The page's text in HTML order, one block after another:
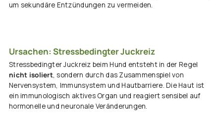
um sekundäre Entzündungen zu vermeiden.
Ursachen: Stressbedingter Juckreiz
Stressbedingter Juckreiz beim Hund entsteht in der Regel
nicht isoliert, sondern durch das Zusammenspiel von
Nervensystem, Immunsystem und Hautbarriere. Die Haut ist
ein immunologisch aktives Organ und reagiert sensibel auf
hormonelle und neuronale Veränderungen.